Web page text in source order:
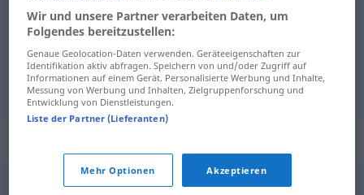
integral integral MAT
[inteˈɣral]f
Wir und unsere Partner verarbeiten Daten, um
Folgendes bereitzustellen:
Genaue Geolocation-Daten verwenden. Geräteeigenschaften zur
Identifikation aktiv abfragen. Speichern von und/oder Zugriff auf
Informationen auf einem Gerät. Personalisierte Werbung und Inhalte,
Messung von Werbung und Inhalten, Zielgruppenforschung und
Entwicklung von Dienstleistungen.
Liste der Partner (Lieferanten)
Mehr Optionen Akzeptieren